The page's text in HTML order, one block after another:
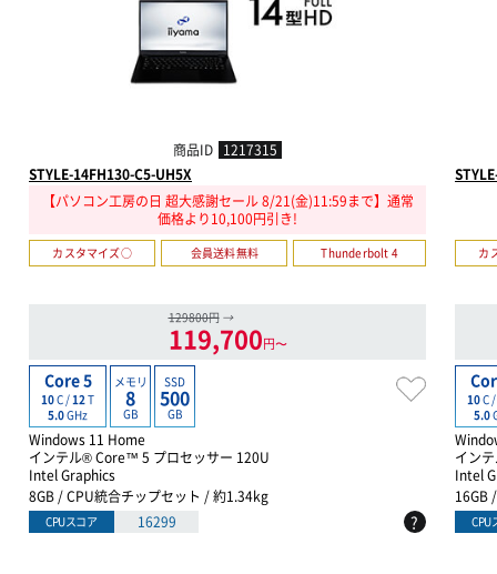
商品ID 1217315
STYLE-14FH130-C5-UH5X
【パソコン工房の日 超大感謝セール 8/21(金)11:59まで】通常
価格より10,100円引き!
カスタマイズ○ 会員送料無料 Thunderbolt 4
129800円 →
119,700円〜
Core 5
10C / 12 T
5.0GHz
メモリ
8
GB
SSD
500
GB
Windows 11 Home
インテル® Core™ 5 プロセッサー 120U
Intel Graphics
8GB / CPU統合チップセット / 約1.34kg
CPUスコア 16299 ?
カ
10C /
5.0
イン
Intel
16GB
CPU